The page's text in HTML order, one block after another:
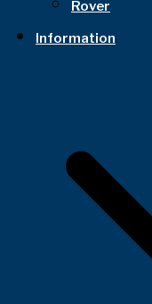
Rover
Information